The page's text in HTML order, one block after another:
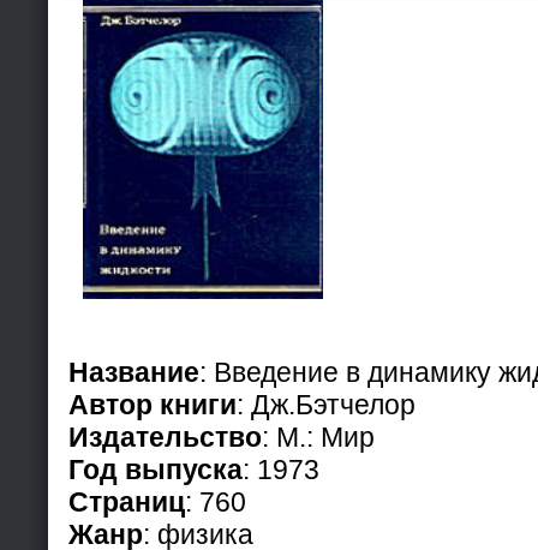
Название: Введение в динамику
Автор книги: Дж.Бэтчелор
Издательство: М.: Мир
Год выпуска: 1973
Страниц: 760
Жанр: физика